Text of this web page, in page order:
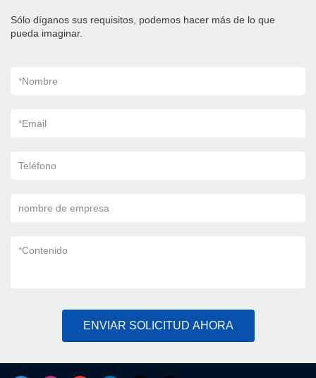
Sólo díganos sus requisitos, podemos hacer más de lo que
pueda imaginar.
*Nombre
*Email
Teléfono
nombre de empresa
*Contenido
ENVIAR SOLICITUD AHORA